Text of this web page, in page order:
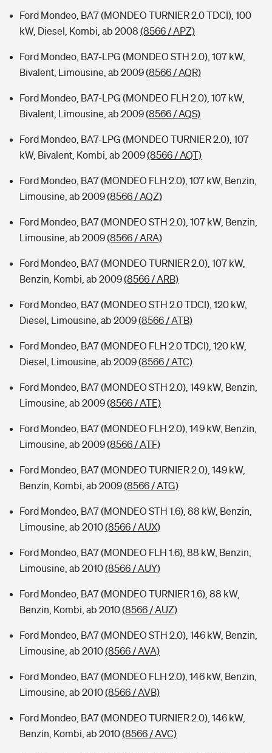
Ford Mondeo, BA7 (MONDEO TURNIER 2.0 TDCI), 100
kW, Diesel, Kombi, ab 2008 (8566 / APZ)
Ford Mondeo, BA7-LPG (MONDEO STH 2.0), 107 kW,
Bivalent, Limousine, ab 2009(8566 / AQR)
Ford Mondeo, BA7-LPG (MONDEO FLH 2.0), 107 kW,
Bivalent, Limousine, ab 2009(8566 / AQS)
Ford Mondeo, BA7-LPG (MONDEO TURNIER 2.0), 107
kW, Bivalent, Kombi, ab 2009(8566 / AQT)
Ford Mondeo, BA7 (MONDEO FLH 2.0), 107 kW, Benzin,
Limousine, ab 2009(8566 / AQZ)
Ford Mondeo, BA7 (MONDEO STH 2.0), 107 kW, Benzin,
Limousine, ab 2009(8566 / ARA)
Ford Mondeo, BA7 (MONDEO TURNIER 2.0), 107 kW,
Benzin, Kombi, ab 2009(8566 / ARB)
Ford Mondeo, BA7 (MONDEO STH 2.0 TDCI), 120 kW,
Diesel, Limousine, ab 2009(8566 / ATB)
Ford Mondeo, BA7 (MONDEO FLH 2.0 TDCI), 120 kW,
Diesel, Limousine, ab 2009(8566 / ATC)
Ford Mondeo, BA7 (MONDEO STH 2.0), 149 kW, Benzin,
Limousine, ab 2009(8566 / ATE)
Ford Mondeo, BA7 (MONDEO FLH 2.0), 149 kW, Benzin,
Limousine, ab 2009(8566 / ATF)
Ford Mondeo, BA7 (MONDEO TURNIER 2.0), 149 kW,
Benzin, Kombi, ab 2009(8566 / ATG)
Ford Mondeo, BA7 (MONDEO STH 1.6), 88 kW, Benzin,
Limousine, ab 2010(8566 / AUX)
Ford Mondeo, BA7 (MONDEO FLH 1.6), 88 kW, Benzin,
Limousine, ab 2010(8566 / AUY)
Ford Mondeo, BA7 (MONDEO TURNIER 1.6), 88 kW,
Benzin, Kombi, ab 2010(8566 / AUZ)
Ford Mondeo, BA7 (MONDEO STH 2.0), 146 kW, Benzin,
Limousine, ab 2010(8566 / AVA)
Ford Mondeo, BA7 (MONDEO FLH 2.0), 146 kW, Benzin,
Limousine, ab 2010(8566 / AVB)
Ford Mondeo, BA7 (MONDEO TURNIER 2.0), 146 kW,
Benzin, Kombi, ab 2010(8566 / AVC)